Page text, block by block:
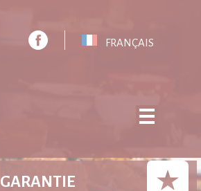
FRANÇAIS
GARANTIE